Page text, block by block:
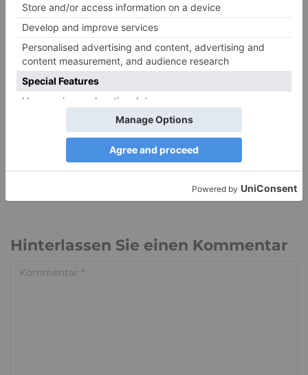
EIN KOMMENTAR
Kristina 24. APRIL 2012
Ein sehr schöner Beitrag :) Ich denke, dass Sinnfindung
wirklich das Wichtigste im Leben eines Menschen ist, auch
wenn es nur darin besteht, das hier und jetzt bewusst
wahrzunehmen und zu erleben.
Hinterlassen Sie einen Kommentar